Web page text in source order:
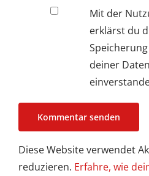
Mit der
erklärst du
deiner
Diese Website verwendet
reduzieren. Erfahre, wie